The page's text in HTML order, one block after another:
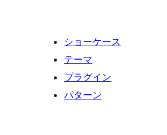
ショーケース
テーマ
プラグイン
パターン